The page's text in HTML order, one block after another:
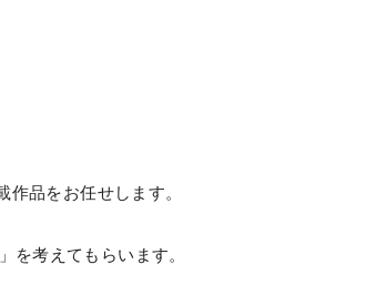
品をお任せします。
を考えてもらいます。